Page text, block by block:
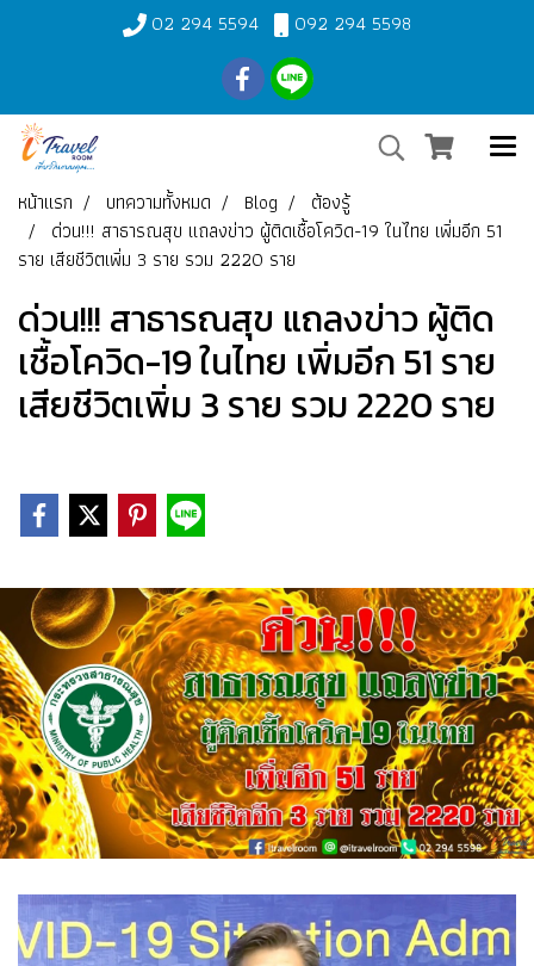
02 294 5594 092 294 5598
หน้าแรก บทความทั้งหมด Blog
ต้องรู้
ด่วน!!! สาธารณสุข แถลงข่าว ผู้ติดเชื้อโควิด-19 ในไทย เพิ่มอีก 51
ราย เสียชีวิตเพิ่ม 3 ราย รวม 2220 ราย
ด่วน!!! สาธารณสุข แถลงข่าว ผู้ติด
เชื้อโควิด-19 ในไทย เพิ่มอีก 51 ราย
เสียชีวิตเพิ่ม 3 ราย รวม 2220 ราย